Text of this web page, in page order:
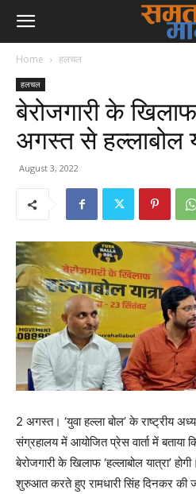
Home हलचल
हलचल
बेरोजगारी के
अगस्त से हल्लाबोल
August 3, 2022
2 अगस्त। ‘युवा हल्ला बोल’ के राष्ट्रीय
संग्रहालय में आयोजित प्रेस वार्ता में
बेरोजगारी के खिलाफ ‘हल्लाबोल यात्रा’
शुरुआत करते हुए रामधारी सिंह दिनकर की